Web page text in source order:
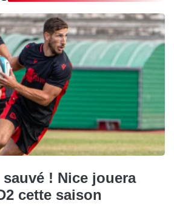
! Nice jouera
cette saison